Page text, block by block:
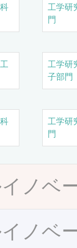
工学研
門
工学研
子部門
工学研
門
ノベ
ノベ